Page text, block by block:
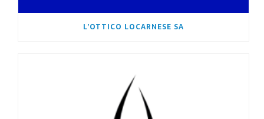
L’OTTICO LOCARNESE SA